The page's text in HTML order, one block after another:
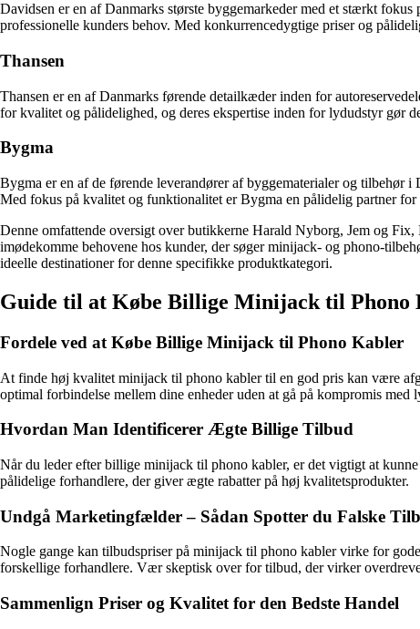
Davidsen er en af Danmarks største byggemarkeder med et stærkt
professionelle kunders behov. Med konkurrencedygtige priser og
Thansen
Thansen er en af Danmarks førende detailkæder inden for
for kvalitet og pålidelighed, og deres ekspertise inden for lydudstyr gør
Bygma
Bygma er en af de førende leverandører af byggematerialer og
Med fokus på kvalitet og funktionalitet er Bygma en pålidelig partner for
Denne omfattende oversigt over butikkerne Harald Nyborg, Jem og
imødekomme behovene hos kunder, der søger minijack- og phono-
ideelle destinationer for denne specifikke produktkategori.
Guide til at Købe Billige Minijack til
Fordele ved at Købe Billige Minijack til Phono Kabler
At finde høj kvalitet minijack til phono kabler til en god pris kan være
optimal forbindelse mellem dine enheder uden at gå på kompromis med
Hvordan Man Identificerer Ægte Billige Tilbud
Når du leder efter billige minijack til phono kabler, er det vigtigt at
pålidelige forhandlere, der giver ægte rabatter på høj kvalitetsprodukter.
Undgå Marketingfælder – Sådan Spotter du Falske
Nogle gange kan tilbudspriser på minijack til phono kabler virke for
forskellige forhandlere. Vær skeptisk over for tilbud, der virker
Sammenlign Priser og Kvalitet for den Bedste Handel